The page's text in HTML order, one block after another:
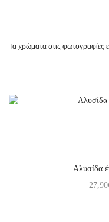
Τα χρώματα στις φωτογραφίες
Αλυσίδα
27,90